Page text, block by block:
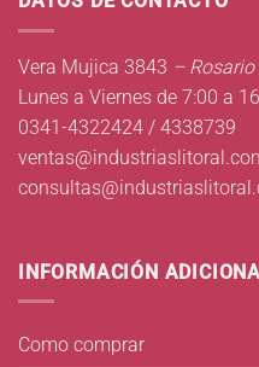
Vera Mujica 3843 – Rosario
Lunes a Viernes de 7:00 a
0341-4322424 / 4338739
INFORMACIÓN
Como comprar